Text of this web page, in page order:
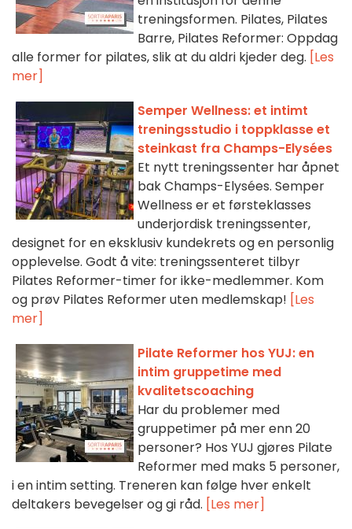
treningsformen. Pilates, Pilates
Barre, Pilates Reformer: Oppdag
alle former for pilates, slik at du aldri kjeder deg. [Les
mer]
Semper Wellness: et intimt
treningsstudio i toppklasse et
steinkast fra Champs-Elysées
Et nytt treningssenter har åpnet
bak Champs-Elysées. Semper
Wellness er et førsteklasses
underjordisk treningssenter,
designet for en eksklusiv kundekrets og en personlig
opplevelse. Godt å vite: treningssenteret tilbyr
Pilates Reformer-timer for ikke-medlemmer. Kom
og prøv Pilates Reformer uten medlemskap! [Les
mer]
Pilate Reformer hos YUJ: en
intim gruppetime med
kvalitetscoaching
Har du problemer med
gruppetimer på mer enn 20
personer? Hos YUJ gjøres Pilate
Reformer med maks 5 personer,
i en intim setting. Treneren kan følge hver enkelt
deltakers bevegelser og gi råd. [Les mer]